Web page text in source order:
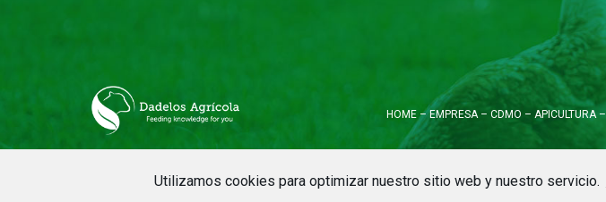
Utilizamos cookies para optimizar nuestro sitio web y nuestro servicio.
HOME–EMPRESA– CDMO – APICULTURA–